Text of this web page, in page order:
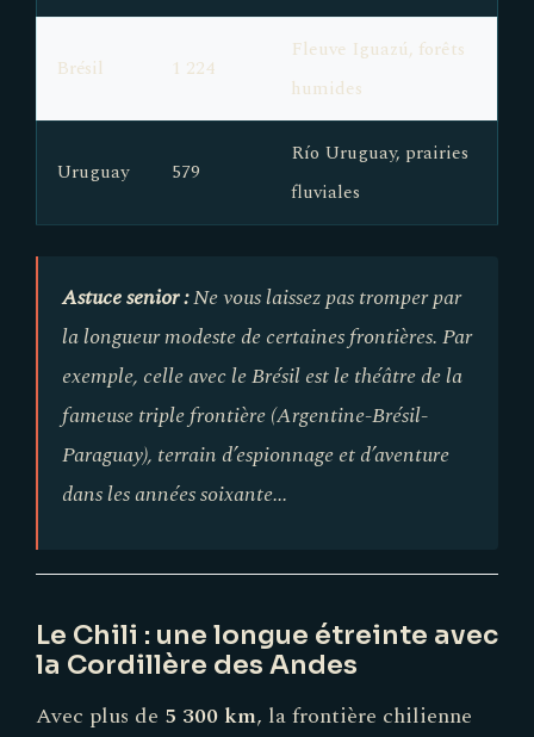
Brésil 1 224
Fleuve Iguazú, forêts
humides
Uruguay 579
Río Uruguay, prairies
fluviales
Astuce senior :Ne vous laissez pas tromper par
la longueur modeste de certaines frontières. Par
exemple, celle avec le Brésil est le théâtre de la
fameuse triple frontière (Argentine-Brésil-
Paraguay), terrain d’espionnage et d’aventure
dans les années soixante...
Le Chili : une longue étreinte avec
la Cordillère des Andes
Avec plus de 5 300 km, la frontière chilienne